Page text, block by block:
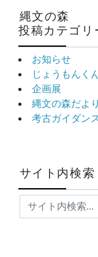
縄文の森
投稿カテゴリ
お知らせ
じょうもんく
企画展
縄文の森だより
考古ガイダン
サイト内検索